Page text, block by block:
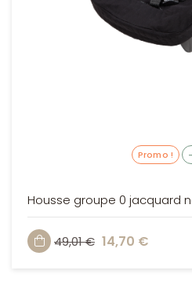
Promo !
Housse groupe 0 jacquard
49,01 € 14,70 €